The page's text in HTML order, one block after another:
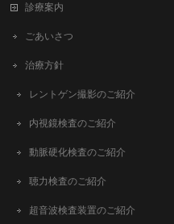
診療案内
ごあいさつ
治療方針
レントゲン撮影のご紹介
内視鏡検査のご紹介
動脈硬化検査のご紹介
聴力検査のご紹介
超音波検査装置のご紹介